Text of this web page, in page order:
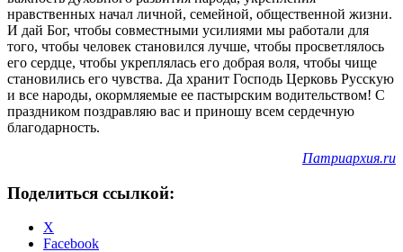
нравственных начал личной, семейной, общественной жизни.
И дай Бог, чтобы совместными усилиями мы работали для
того, чтобы человек становился лучше, чтобы просветлялось
его сердце, чтобы укреплялась его добрая воля, чтобы чище
становились его чувства. Да хранит Господь Церковь Русскую
и все народы, окормляемые ее пастырским водительством! С
праздником поздравляю вас и приношу всем сердечную
благодарность.
Патриархия.ru
Поделиться ссылкой:
X
Facebook